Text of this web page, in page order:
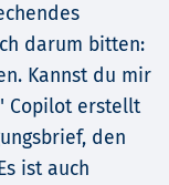
darum bitten:
Kannst du mir
Copilot erstellt
den
ist auch